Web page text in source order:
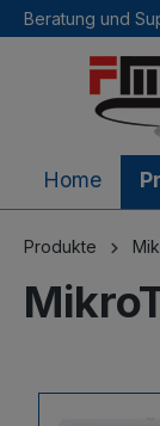
springen
Beratung und
Home
Produkte